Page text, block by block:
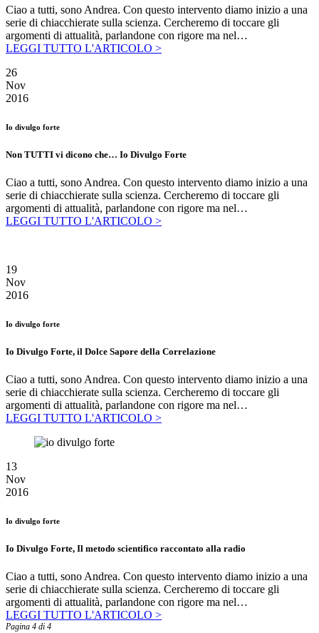
Ciao a tutti, sono Andrea. Con questo intervento diamo inizio a una
serie di chiacchierate sulla scienza. Cercheremo di toccare gli
argomenti di attualità, parlandone con rigore ma nel…
LEGGI TUTTO L'ARTICOLO >
26
Nov
2016
Io divulgo forte
Non TUTTI vi dicono che… Io Divulgo Forte
Ciao a tutti, sono Andrea. Con questo intervento diamo inizio a una
serie di chiacchierate sulla scienza. Cercheremo di toccare gli
argomenti di attualità, parlandone con rigore ma nel…
LEGGI TUTTO L'ARTICOLO >
19
Nov
2016
Io divulgo forte
Io Divulgo Forte, il Dolce Sapore della Correlazione
Ciao a tutti, sono Andrea. Con questo intervento diamo inizio a una
serie di chiacchierate sulla scienza. Cercheremo di toccare gli
argomenti di attualità, parlandone con rigore ma nel…
LEGGI TUTTO L'ARTICOLO >
13
Nov
2016
Io divulgo forte
Io Divulgo Forte, Il metodo scientifico raccontato alla radio
Ciao a tutti, sono Andrea. Con questo intervento diamo inizio a una
serie di chiacchierate sulla scienza. Cercheremo di toccare gli
argomenti di attualità, parlandone con rigore ma nel…
LEGGI TUTTO L'ARTICOLO >
Pagina 4 di 4